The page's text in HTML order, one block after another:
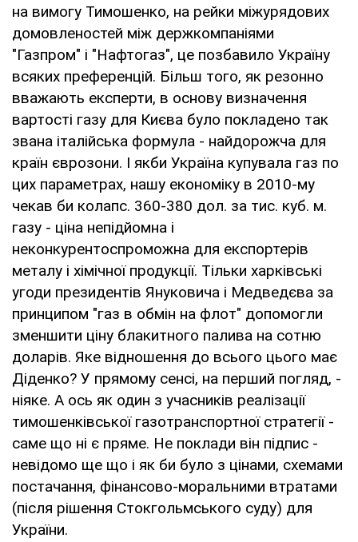
на вимогу Тимошенко, на рейки міжурядових
домовленостей між держкомпаніями
"Газпром" і "Нафтогаз", це позбавило Україну
всяких преференцій. Більш того, як резонно
вважають експерти, в основу визначення
вартості газу для Києва було покладено так
звана італійська формула - найдорожча для
країн єврозони. І якби Україна купувала газ по
цих параметрах, нашу економіку в 2010-му
чекав би колапс. 360-380 дол. за тис. куб. м.
газу - ціна непідйомна і
неконкурентоспроможна для експортерів
металу і хімічної продукції. Тільки харківські
угоди президентів Януковича і Медведєва за
принципом "газ в обмін на флот" допомогли
зменшити ціну блакитного палива на сотню
доларів. Яке відношення до всього цього має
Діденко? У прямому сенсі, на перший погляд, -
ніяке. А ось як один з учасників реалізації
тимошенківської газотранспортної стратегії -
саме що ні є пряме. Не поклади він підпис -
невідомо ще що і як би було з цінами, схемами
постачання, фінансово-моральними втратами
(після рішення Стокгольмського суду) для
України.